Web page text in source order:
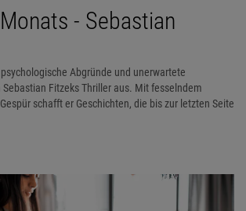
- Sebastian
Abgründe und unerwartete
Fitzeks Thriller aus. Mit fesselndem
schafft er Geschichten, die bis zur letzten Seite